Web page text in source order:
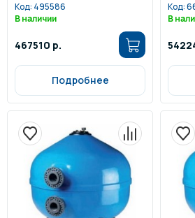
Код: 495586
В наличии
467510 р.
Подробнее
Код:
В